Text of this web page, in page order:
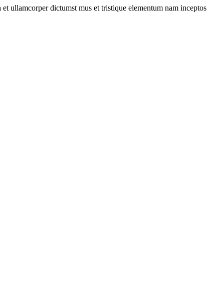
ullamcorper dictumst mus et tristique elementum nam inceptos